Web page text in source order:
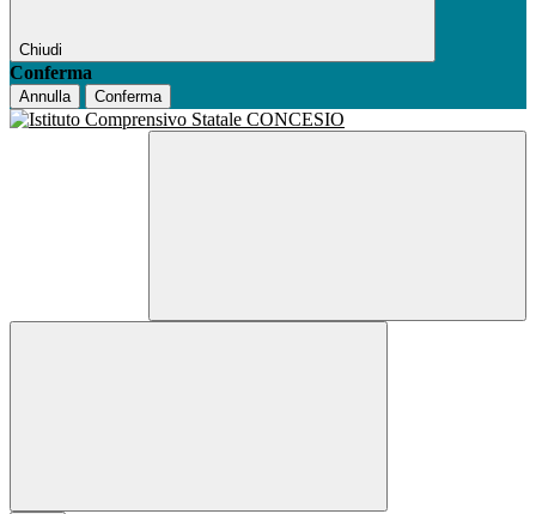
Chiudi
Conferma
Annulla Conferma